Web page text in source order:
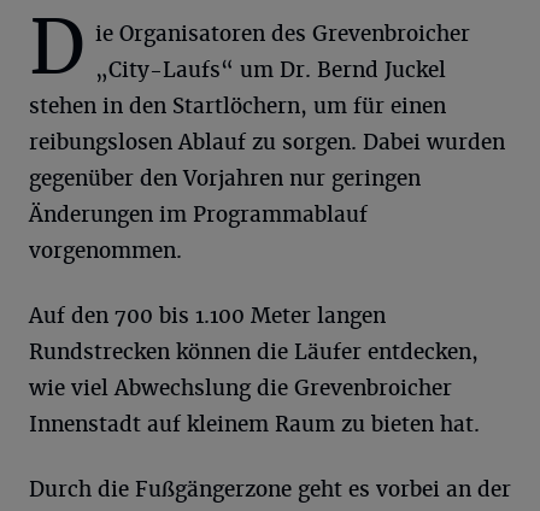
D ie Organisatoren des Grevenbroicher
„City-Laufs“ um Dr. Bernd Juckel
stehen in den Startlöchern, um für einen
reibungslosen Ablauf zu sorgen. Dabei wurden
gegenüber den Vorjahren nur geringen
Änderungen im Programmablauf
vorgenommen.
Auf den 700 bis 1.100 Meter langen
Rundstrecken können die Läufer entdecken,
wie viel Abwechslung die Grevenbroicher
Innenstadt auf kleinem Raum zu bieten hat.
Durch die Fußgängerzone geht es vorbei an der